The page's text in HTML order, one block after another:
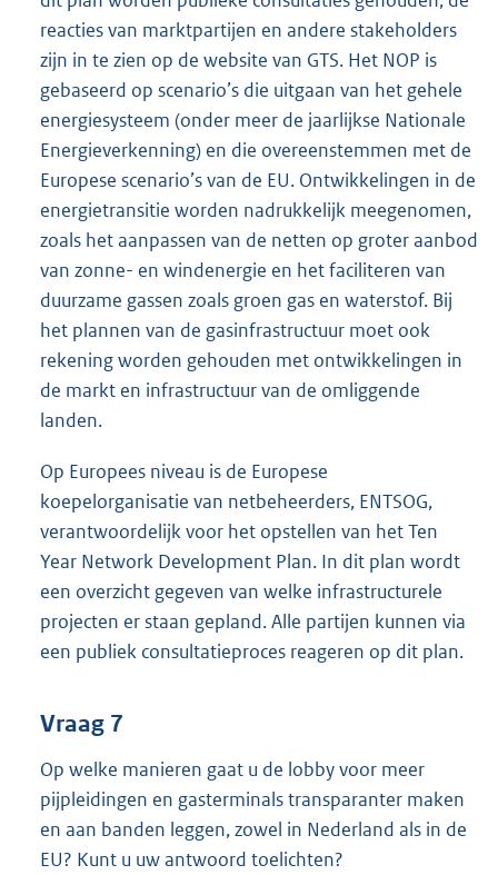
reacties van marktpartijen en andere stakeholders
zijn in te zien op de website van GTS. Het NOP is
gebaseerd op scenario’s die uitgaan van het gehele
energiesysteem (onder meer de jaarlijkse Nationale
Energieverkenning) en die overeenstemmen met de
Europese scenario’s van de EU. Ontwikkelingen in de
energietransitie worden nadrukkelijk meegenomen,
zoals het aanpassen van de netten op groter aanbod
van zonne- en windenergie en het faciliteren van
duurzame gassen zoals groen gas en waterstof. Bij
het plannen van de gasinfrastructuur moet ook
rekening worden gehouden met ontwikkelingen in
de markt en infrastructuur van de omliggende
landen.
Op Europees niveau is de Europese
koepelorganisatie van netbeheerders, ENTSOG,
verantwoordelijk voor het opstellen van het Ten
Year Network Development Plan. In dit plan wordt
een overzicht gegeven van welke infrastructurele
projecten er staan gepland. Alle partijen kunnen via
een publiek consultatieproces reageren op dit plan.
Vraag 7
Op welke manieren gaat u de lobby voor meer
pijpleidingen en gasterminals transparanter maken
en aan banden leggen, zowel in Nederland als in de
EU? Kunt u uw antwoord toelichten?